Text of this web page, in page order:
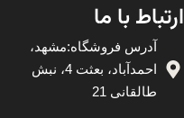
ارتباط با ما
آدرس فروشگاه:مشهد،
احمدآباد، بعثت 4، نبش
طالقانی 21